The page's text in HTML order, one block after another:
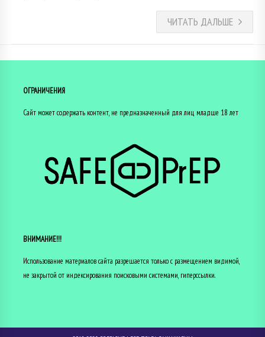
ЧИТАТЬ ДАЛЬШЕ
ОГРАНИЧЕНИЯ
Сайт может содержать контент, не предназначенный для лиц младше 18 лет
ВНИМАНИЕ!!!
Использование материалов сайта разрешается только с размещением видимой,
не закрытой от индексирования поисковыми системами, гиперссылки.